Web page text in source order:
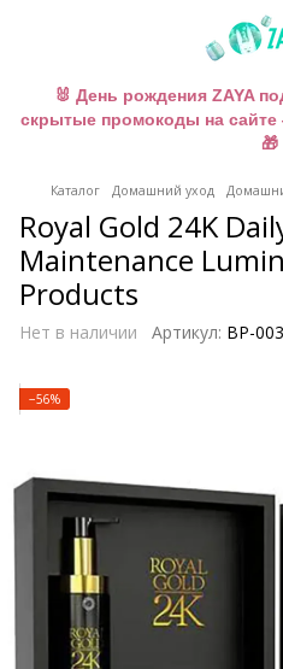
🐰 День рождения ZAYA
скрытые промокоды на сайте
🎁
Каталог Домашний уход
Royal Gold 24K
Maintenance
Products
Нет в наличии Артикул: BP-
−56%